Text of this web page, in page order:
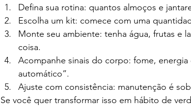
Defina sua rotina: quantos almoços e
Escolha um kit: comece com uma
Monte seu ambiente: tenha água, frutas e
coisa.
Acompanhe sinais do corpo: fome,
automático”.
Ajuste com consistência: manutenção é
Se você quer transformar isso em hábito de